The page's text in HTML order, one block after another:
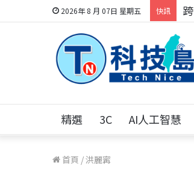
2026年 8 月 07日 星期五 快訊
精選 3C AI人工智慧
首頁 /洪麗寗